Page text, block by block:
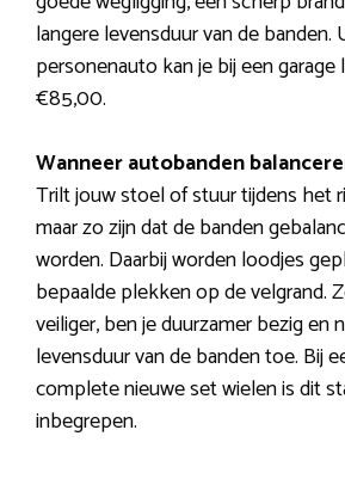
langere levensduur van de banden.
personenauto kan je bij een
€85,00.
Wanneer autobanden
Trilt jouw stoel of stuur tijdens het
maar zo zijn dat de banden
worden. Daarbij worden loodjes
bepaalde plekken op de velgrand.
veiliger, ben je duurzamer bezig en
levensduur van de banden toe. Bij
complete nieuwe set wielen is dit
inbegrepen.